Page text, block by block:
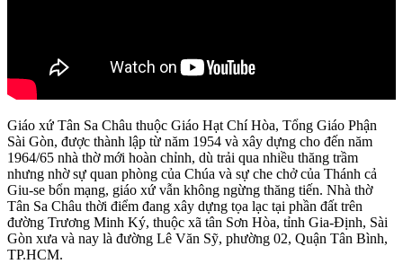
Giáo xứ Tân Sa Châu thuộc Giáo Hạt Chí Hòa, Tổng Giáo Phận
Sài Gòn, được thành lập từ năm 1954 và xây dựng cho đến năm
1964/65 nhà thờ mới hoàn chỉnh, dù trải qua nhiều thăng trầm
nhưng nhờ sự quan phòng của Chúa và sự che chở của Thánh cả
Giu-se bổn mạng, giáo xứ vẫn không ngừng thăng tiến. Nhà thờ
Tân Sa Châu thời điểm đang xây dựng tọa lạc tại phần đất trên
đường Trương Minh Ký, thuộc xã tân Sơn Hòa, tỉnh Gia-Định, Sài
Gòn xưa và nay là đường Lê Văn Sỹ, phường 02, Quận Tân Bình,
TP.HCM.